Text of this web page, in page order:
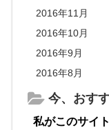
2016年11月
2016年10月
2016年9月
2016年8月
今、おす
私がこのサイ